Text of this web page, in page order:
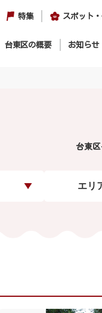
特集 スポット
台東区の概要 お知らせ
台東
エリ